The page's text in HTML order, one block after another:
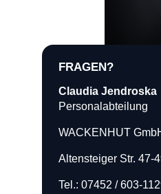
FRAGEN?
Claudia Jendroska
Personalabteilung
WACKENHUT
Altensteiger Str. 47-
Tel.: 07452 / 603-